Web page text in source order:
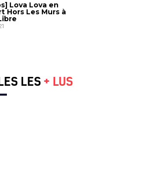
Lova Lova en
Hors Les Murs à
LES+ LUS